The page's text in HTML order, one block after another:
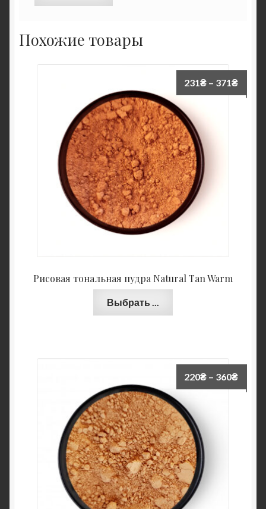
Похожие товары
Рисовая тональная пудра Natural Tan Warm
231₴ – 371₴
Выбрать ...
220₴ – 360₴